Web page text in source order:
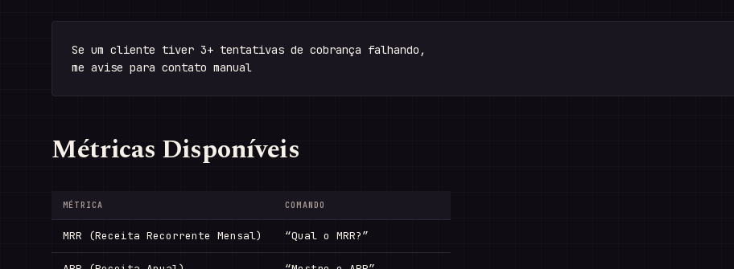
Se um cliente tiver 3+ tentativas de cobrança falhando,
Métricas Disponíveis
MÉTRICA COMANDO
MRR (Receita Recorrente Mensal) “Qual o MRR?”